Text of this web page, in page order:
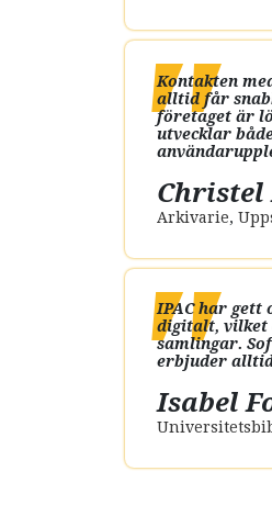
Kontakten
alltid får
företaget är
utvecklar
Arkivarie,
IPAC har
digitalt, vilket
samlingar.
erbjuder
Isabel